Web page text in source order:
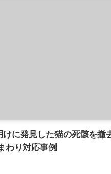
けに発見した猫の死骸を撤
わり対応事例